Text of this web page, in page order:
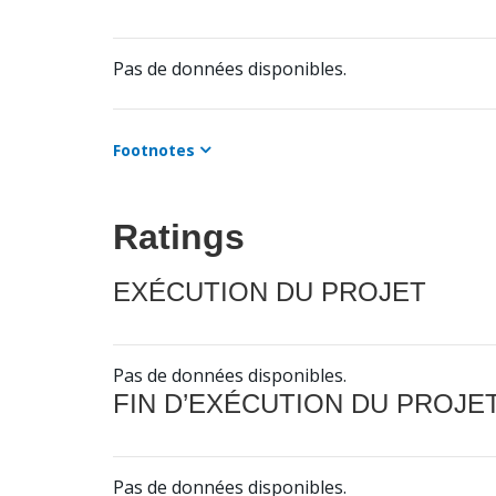
Pas de données disponibles.
Footnotes
Ratings
EXÉCUTION DU PROJET
Pas de données disponibles.
FIN D’EXÉCUTION DU
Pas de données disponibles.